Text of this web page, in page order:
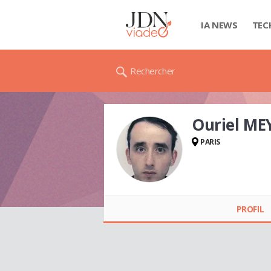
IA NEWS
Rechercher
Ouriel
PARIS
PROFIL